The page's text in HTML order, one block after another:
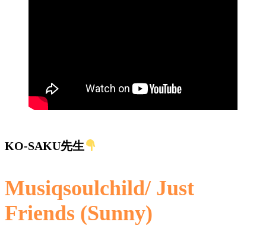
KO-SAKU先生
Musiqsoulchild/ Just
Friends (Sunny)